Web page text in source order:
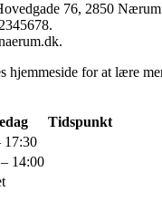
76, 2850
hjemmeside for at lære
Tidspunkt
17:30
14:00